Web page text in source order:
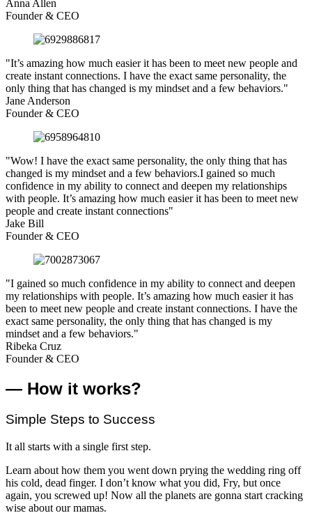
Anna Allen
Founder & CEO
"It’s amazing how much easier it has been to meet new people and
create instant connections. I have the exact same personality, the
only thing that has changed is my mindset and a few behaviors."
Jane Anderson
Founder & CEO
"Wow! I have the exact same personality, the only thing that has
changed is my mindset and a few behaviors.I gained so much
confidence in my ability to connect and deepen my relationships
with people. It’s amazing how much easier it has been to meet new
people and create instant connections"
Jake Bill
Founder & CEO
"I gained so much confidence in my ability to connect and deepen
my relationships with people. It’s amazing how much easier it has
been to meet new people and create instant connections. I have the
exact same personality, the only thing that has changed is my
mindset and a few behaviors."
Ribeka Cruz
Founder & CEO
— How it works?
Simple Steps to Success
It all starts with a single first step.
Learn about how them you went down prying the wedding ring off
his cold, dead finger. I don’t know what you did, Fry, but once
again, you screwed up! Now all the planets are gonna start cracking
wise about our mamas.